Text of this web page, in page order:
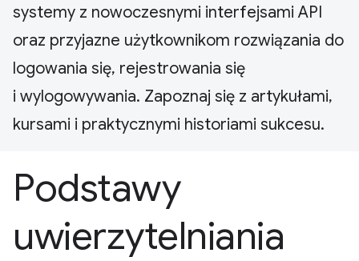
systemy z nowoczesnymi interfejsami API
oraz przyjazne użytkownikom rozwiązania do
logowania się, rejestrowania się
i wylogowywania. Zapoznaj się z artykułami,
kursami i praktycznymi historiami sukcesu.
Podstawy
uwierzytelniania